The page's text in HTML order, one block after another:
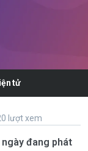
tử
lượt xem
đang phát